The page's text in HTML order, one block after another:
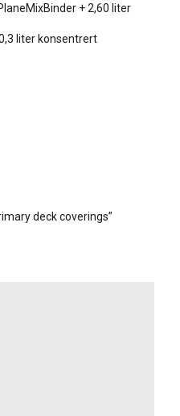
+ 2,60 liter
liter konsentrert
deck coverings”